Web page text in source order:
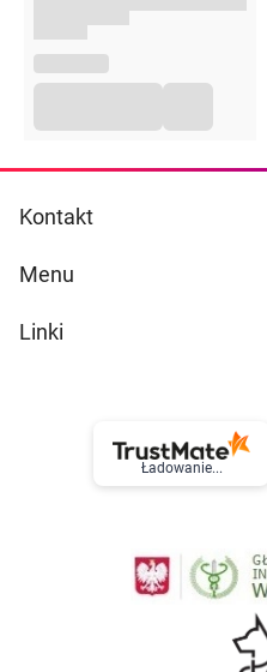
Kontakt
Menu
Linki
Ładowanie...